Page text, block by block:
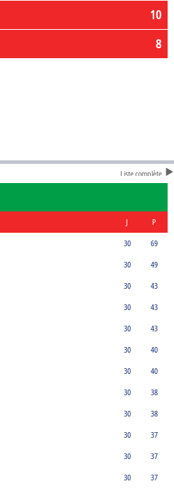
10
8
Liste complète
J
P
30
69
30
49
30
43
30
43
30
43
30
40
30
40
30
38
30
38
30
37
30
37
30
37